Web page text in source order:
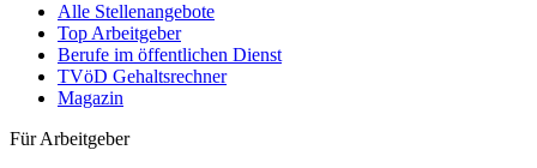
Alle Stellenangebote
Top Arbeitgeber
Berufe im öffentlichen Dienst
TVöD Gehaltsrechner
Magazin
Für Arbeitgeber